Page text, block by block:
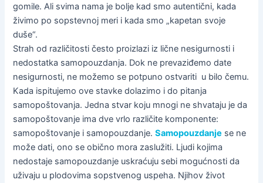
gomile. Ali svima nama je bolje kad smo autentični, kada
živimo po sopstevnoj meri i kada smo „kapetan svoje
duše“.
Strah od različitosti često proizlazi iz lične nesigurnosti i
nedostatka samopouzdanja. Dok ne prevaziđemo date
nesigurnosti, ne možemo se potpuno ostvariti u bilo čemu.
Kada ispitujemo ove stavke dolazimo i do pitanja
samopoštovanja. Jedna stvar koju mnogi ne shvataju je da
samopoštovanje ima dve vrlo različite komponente:
samopoštovanje i samopouzdanje.Samopouzdanje se ne
može dati, ono se obično mora zaslužiti. Ljudi kojima
nedostaje samopouzdanje uskraćuju sebi mogućnosti da
uživaju u plodovima sopstvenog uspeha. Njihov život